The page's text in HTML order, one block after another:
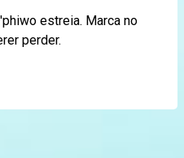
estreia. Marca no
perder.